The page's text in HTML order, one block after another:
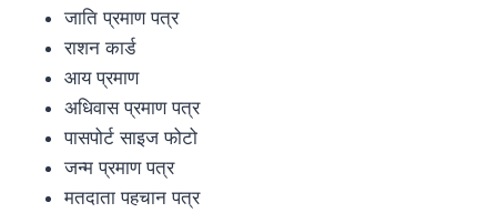
जाति प्रमाण पत्र
राशन कार्ड
आय प्रमाण
अधिवास प्रमाण पत्र
पासपोर्ट साइज फोटो
जन्म प्रमाण पत्र
मतदाता पहचान पत्र